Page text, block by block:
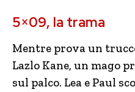
5×09, la trama
Mentre prova un
Lazlo Kane, un mago
sul palco. Lea e Paul